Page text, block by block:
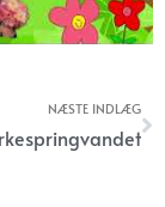
NÆSTE INDLÆG